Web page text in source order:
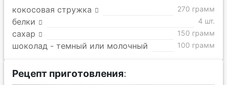
кокосовая стружка 270 грамм
белки 4 шт.
сахар 150 грамм
шоколад - темный или молочный 100 грамм
Рецепт приготовления: